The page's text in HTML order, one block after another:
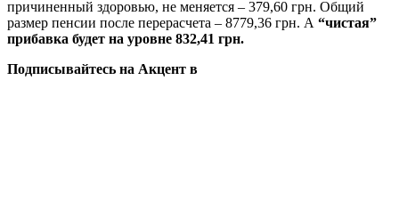
причиненный здоровью, не меняется – 379,60 грн. Общий
размер пенсии после перерасчета – 8779,36 грн. А “чистая”
прибавка будет на уровне 832,41 грн.
Подписывайтесь на Акцент в